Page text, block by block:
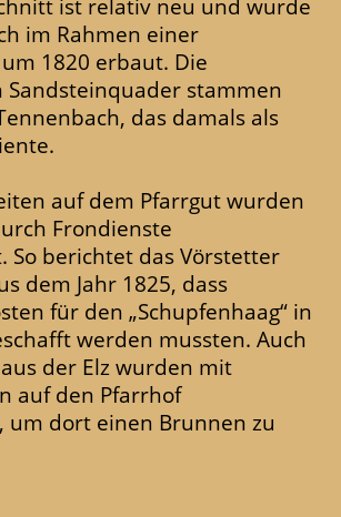
ist relativ neu und wurde
im Rahmen einer
1820 erbaut. Die
stammen
das damals als
auf dem Pfarrgut wurden
Frondienste
So berichtet das Vörstetter
dem Jahr 1825, dass
für den „Schupfenhaag“ in
werden mussten. Auch
der Elz wurden mit
auf den Pfarrhof
dort einen Brunnen zu